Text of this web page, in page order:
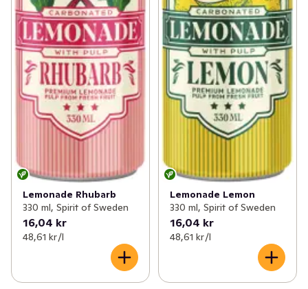
Lemonade Rhubarb
330 ml, Spirit of Sweden
16,04 kr
48,61 kr /l
Lemonade Lemon
330 ml, Spirit of Sweden
16,04 kr
48,61 kr /l